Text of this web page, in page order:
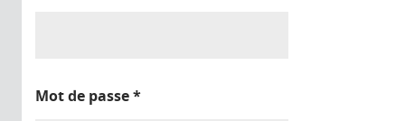
Mot de passe*